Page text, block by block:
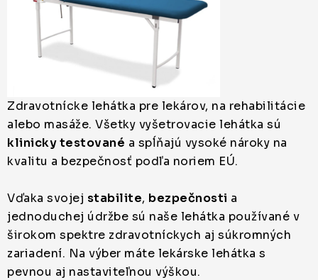
NÁSTROJOVÉ STOLÍKY
ŽIDLE A LAVICE
ZDRAVOTNÍCKE LEHÁTKA
ZÁSTENY A PARAVÁNY
Obchodné podmienky
Zdravotnícke lehátka pre lekárov, na rehabilitácie
alebo masáže. Všetky vyšetrovacie lehátka sú
klinicky testované a spĺňajú vysoké nároky na
kvalitu a bezpečnosť podľa noriem EÚ.
Vďaka svojej stabilite, bezpečnosti a
jednoduchej údržbe sú naše lehátka používané v
širokom spektre zdravotníckych aj súkromných
zariadení. Na výber máte lekárske lehátka s
pevnou aj nastaviteľnou výškou.